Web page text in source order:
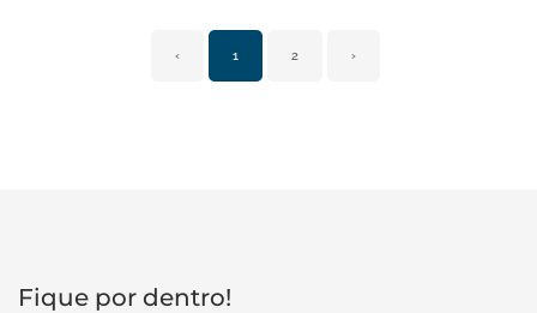
‹ 1 2 ›
Fique por dentro!